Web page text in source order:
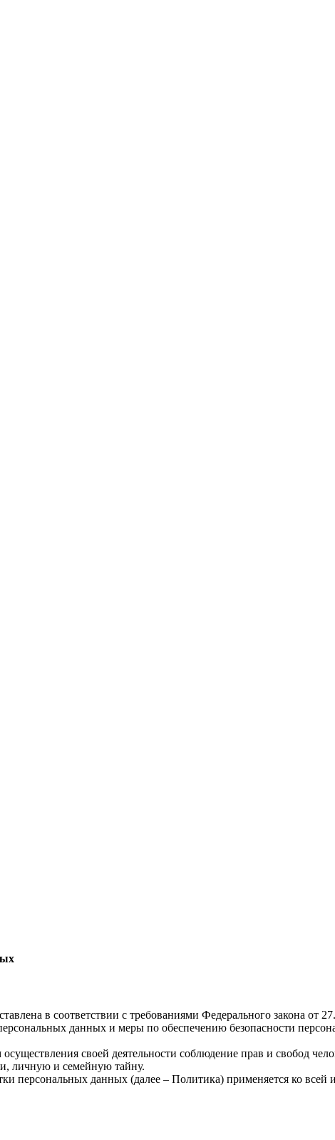
в соответствии с требованиями Федерального закона
данных и меры по обеспечению безопасности
своей деятельности соблюдение прав и свобод
личную и семейную тайну.
персональных данных (далее – Политика) применяется ко